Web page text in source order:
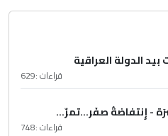
الدولة العراقية
قراءات :629
- إِنتفاضةُ صفَر…تمرّ...
قراءات :748